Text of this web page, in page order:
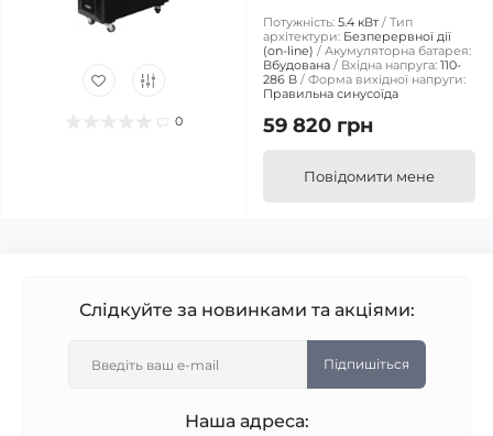
0
Потужність: 5.4 кВт
Тип
архітектури: Безперервної дії
(on-line)
Акумуляторна батарея:
Вбудована
Вхідна напруга: 110-
286 В
Форма вихідної напруги:
Правильна синусоїда
59 820 грн
Повідомити мене
Слідкуйте за новинками та акціями:
Підпишіться
Наша адреса: